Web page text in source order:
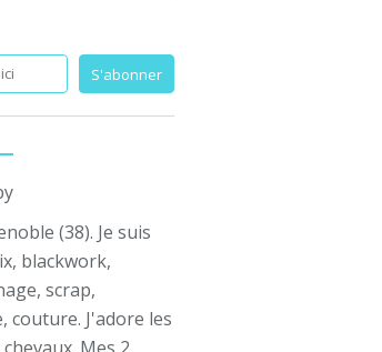
(38). Je suis
blackwork,
scrap,
couture. J'adore les